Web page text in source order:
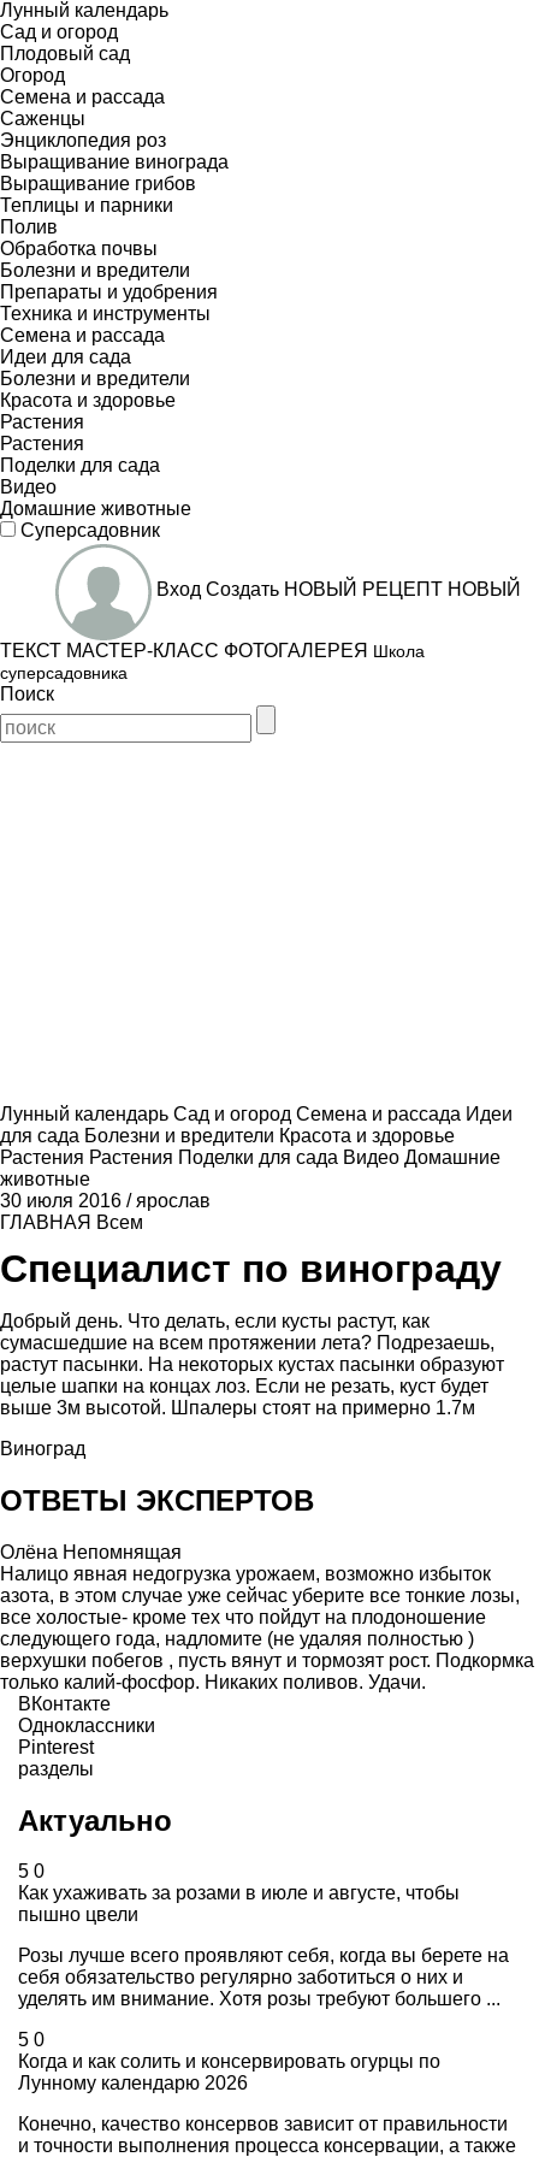
Лунный календарь
Сад и огород
Плодовый сад
Огород
Семена и рассада
Саженцы
Энциклопедия роз
Выращивание винограда
Выращивание грибов
Теплицы и парники
Полив
Обработка почвы
Болезни и вредители
Препараты и удобрения
Техника и инструменты
Семена и рассада
Идеи для сада
Болезни и вредители
Красота и здоровье
Растения
Растения
Поделки для сада
Видео
Домашние животные
Суперсадовник
Вход Создать НОВЫЙ РЕЦЕПТ НОВЫЙ
ТЕКСТ МАСТЕР-КЛАСС ФОТОГАЛЕРЕЯ Школа
суперсадовника
Поиск
Лунный календарь Сад и огород Семена и рассада Идеи
для сада Болезни и вредители Красота и здоровье
Растения Растения Поделки для сада Видео Домашние
животные
30 июля 2016 / ярослав
ГЛАВНАЯ Всем
Специалист по винограду
Добрый день. Что делать, если кусты растут, как
сумасшедшие на всем протяжении лета? Подрезаешь,
растут пасынки. На некоторых кустах пасынки образуют
целые шапки на концах лоз. Если не резать, куст будет
выше 3м высотой. Шпалеры стоят на примерно 1.7м
Виноград
ОТВЕТЫ ЭКСПЕРТОВ
Олёна Непомнящая
Налицо явная недогрузка урожаем, возможно избыток
азота, в этом случае уже сейчас уберите все тонкие лозы,
все холостые- кроме тех что пойдут на плодоношение
следующего года, надломите (не удаляя полностью )
верхушки побегов , пусть вянут и тормозят рост. Подкормка
только калий-фосфор. Никаких поливов. Удачи.
ВКонтакте
Одноклассники
Pinterest
разделы
Актуально
5 0
Как ухаживать за розами в июле и августе, чтобы
пышно цвели
Розы лучше всего проявляют себя, когда вы берете на
себя обязательство регулярно заботиться о них и
уделять им внимание. Хотя розы требуют большего ...
5 0
Когда и как солить и консервировать огурцы по
Лунному календарю 2026
Конечно, качество консервов зависит от правильности
и точности выполнения процесса консервации, а также